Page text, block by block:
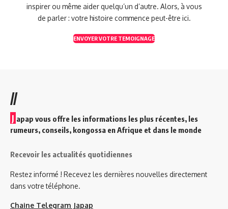
inspirer ou même aider quelqu’un d’autre. Alors, à vous
de parler : votre histoire commence peut-être ici.
ENVOYER VOTRE TEMOIGNAGE
//
J apap vous offre les informations les plus récentes, les
rumeurs, conseils, kongossa en Afrique et dans le monde
Recevoir les actualités quotidiennes
Restez informé ! Recevez les dernières nouvelles directement
dans votre téléphone.
Chaine Telegram Japap